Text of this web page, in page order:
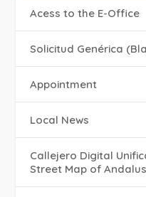
Acess to the E-Office
Solicitud Genérica
Appointment
Local News
Callejero Digital
Street Map of